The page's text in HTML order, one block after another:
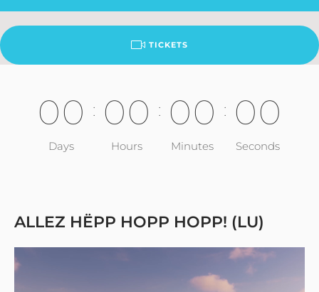
TICKETS
00
Days
: 00
Hours
: 00
Minutes
: 00
Seconds
ALLEZ HËPP HOPP HOPP! (LU)